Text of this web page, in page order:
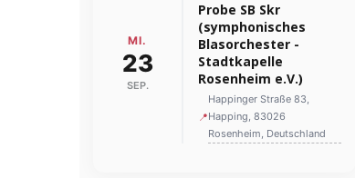
MI.
23
SEP.
Probe SB Skr
(symphonisches
Blasorchester -
Stadtkapelle
Rosenheim e.V.)
📍
Happinger Straße 83,
Happing, 83026
Rosenheim, Deutschland